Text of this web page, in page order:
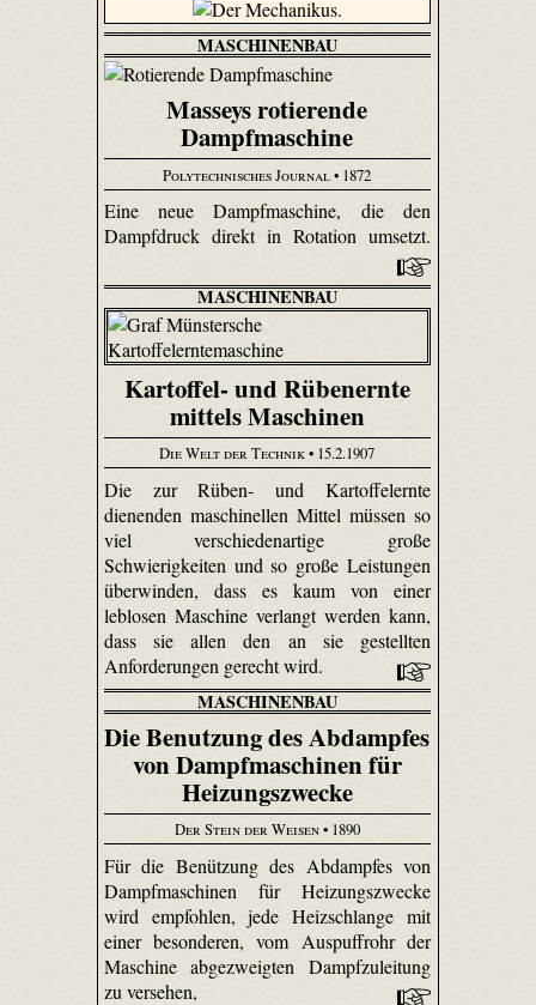
MASCHINENBAU
Masseys rotierende
Dampfmaschine
Polytechnisches Journal• 1872
Eine neue Dampfmaschine, die den
Dampfdruck direkt in Rotation umsetzt.
MASCHINENBAU
Kartoffel- und Rübenernte
mittels Maschinen
Die Welt der Technik• 15.2.1907
Die zur Rüben- und Kartoffelernte
dienenden maschinellen Mittel müssen so
viel verschiedenartige große
Schwierigkeiten und so große Leistungen
überwinden, dass es kaum von einer
leblosen Maschine verlangt werden kann,
dass sie allen den an sie gestellten
Anforderungen gerecht wird.
MASCHINENBAU
Die Benutzung des Abdampfes
von Dampfmaschinen für
Heizungszwecke
Der Stein der Weisen• 1890
Für die Benützung des Abdampfes von
Dampfmaschinen für Heizungszwecke
wird empfohlen, jede Heizschlange mit
einer besonderen, vom Auspuffrohr der
Maschine abgezweigten Dampfzuleitung
zu versehen,